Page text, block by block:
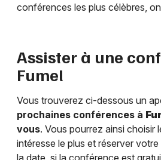
conférences les plus célèbres,
Assister à une
Fumel
Vous trouverez ci-dessous un
prochaines conférences à
vous. Vous pourrez ainsi choisir
intéresse le plus et réserver